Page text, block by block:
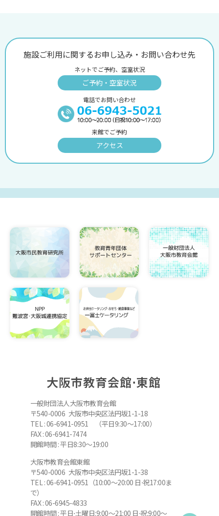
施設ご利用に関するお申し込み・お問い合わせ先
ネットでご予約、空室状況
ご予約・空室状況
電話でお問い合わせ
来館でご予約
アクセス
大阪市教育会館⋅東館
一般財団法人大阪市教育会館
〒540-0006 大阪市中央区法円坂1-1-18
TEL : 06-6941-0951 （平日9:30～17:00）
FAX : 06-6941-7474
開館時間 : 平日8:30～19:00
大阪市教育会館東館
〒540-0006 大阪市中央区法円坂1-1-38
TEL : 06-6941-0951（10:00～20:00 日⋅祝17:00ま
で）
FAX : 06-6945-4833
開館時間 : 平日⋅土曜日:9:00～21:00 日⋅祝:9:00～